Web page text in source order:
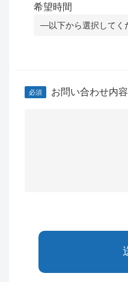
希望時間
お問い合わせ内容